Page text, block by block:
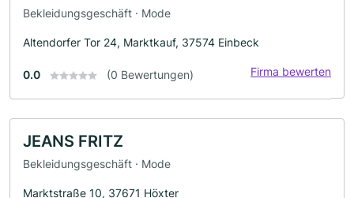
Bekleidungsgeschäft · Mode
Altendorfer Tor 24, Marktkauf, 37574 Einbeck
0.0 (0 Bewertungen) Firma bewerten
JEANS FRITZ
Bekleidungsgeschäft · Mode
Marktstraße 10, 37671 Höxter